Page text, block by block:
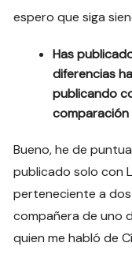
espero que siga
Has
diferencias
publicando
Bueno, he de
publicado solo con
perteneciente a
compañera de uno
quien me habló de